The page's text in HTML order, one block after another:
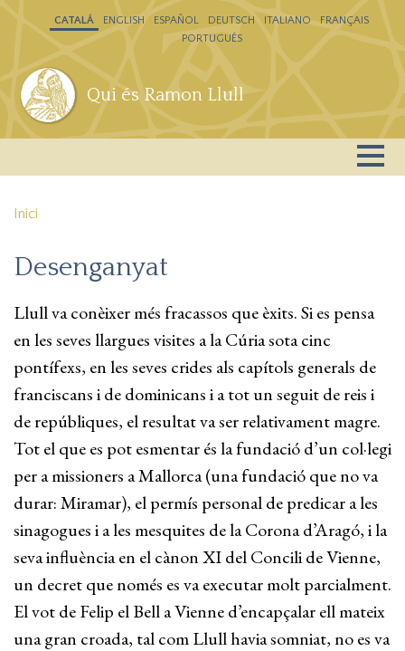
Vés al contingut
Qui és Ramon Llull
CATALÁ ENGLISH ESPAÑOL DEUTSCH ITALIANO
FRANÇAIS
PORTUGUÊS
Inici
Desenganyat
Llull va conèixer més fracassos que èxits. Si es pensa
en les seves llargues visites a la Cúria sota cinc
pontífexs, en les seves crides als capítols generals de
franciscans i de dominicans i a tot un seguit de reis i
de repúbliques, el resultat va ser relativament magre.
Tot el que es pot esmentar és la fundació d’un col·legi
per a missioners a Mallorca (una fundació que no va
durar: Miramar), el permís personal de predicar a les
sinagogues i a les mesquites de la Corona d’Aragó, i la
seva influència en el cànon XI del Concili de Vienne,
un decret que només es va executar molt parcialment.
El vot de Felip el Bell a Vienne d’encapçalar ell mateix
una gran croada, tal com Llull havia somniat, no es va